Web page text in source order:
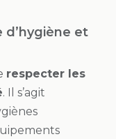
d’hygiène et
respecter les
. Il s’agit